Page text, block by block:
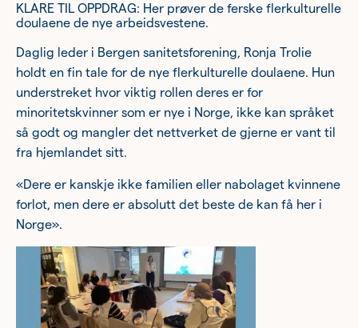
KLARE TIL OPPDRAG: Her prøver de ferske flerkulturelle
doulaene de nye arbeidsvestene.
Daglig leder i Bergen sanitetsforening, Ronja Trolie
holdt en fin tale for de nye flerkulturelle doulaene. Hun
understreket hvor viktig rollen deres er for
minoritetskvinner som er nye i Norge, ikke kan språket
så godt og mangler det nettverket de gjerne er vant til
fra hjemlandet sitt.
«Dere er kanskje ikke familien eller nabolaget kvinnene
forlot, men dere er absolutt det beste de kan få her i
Norge».